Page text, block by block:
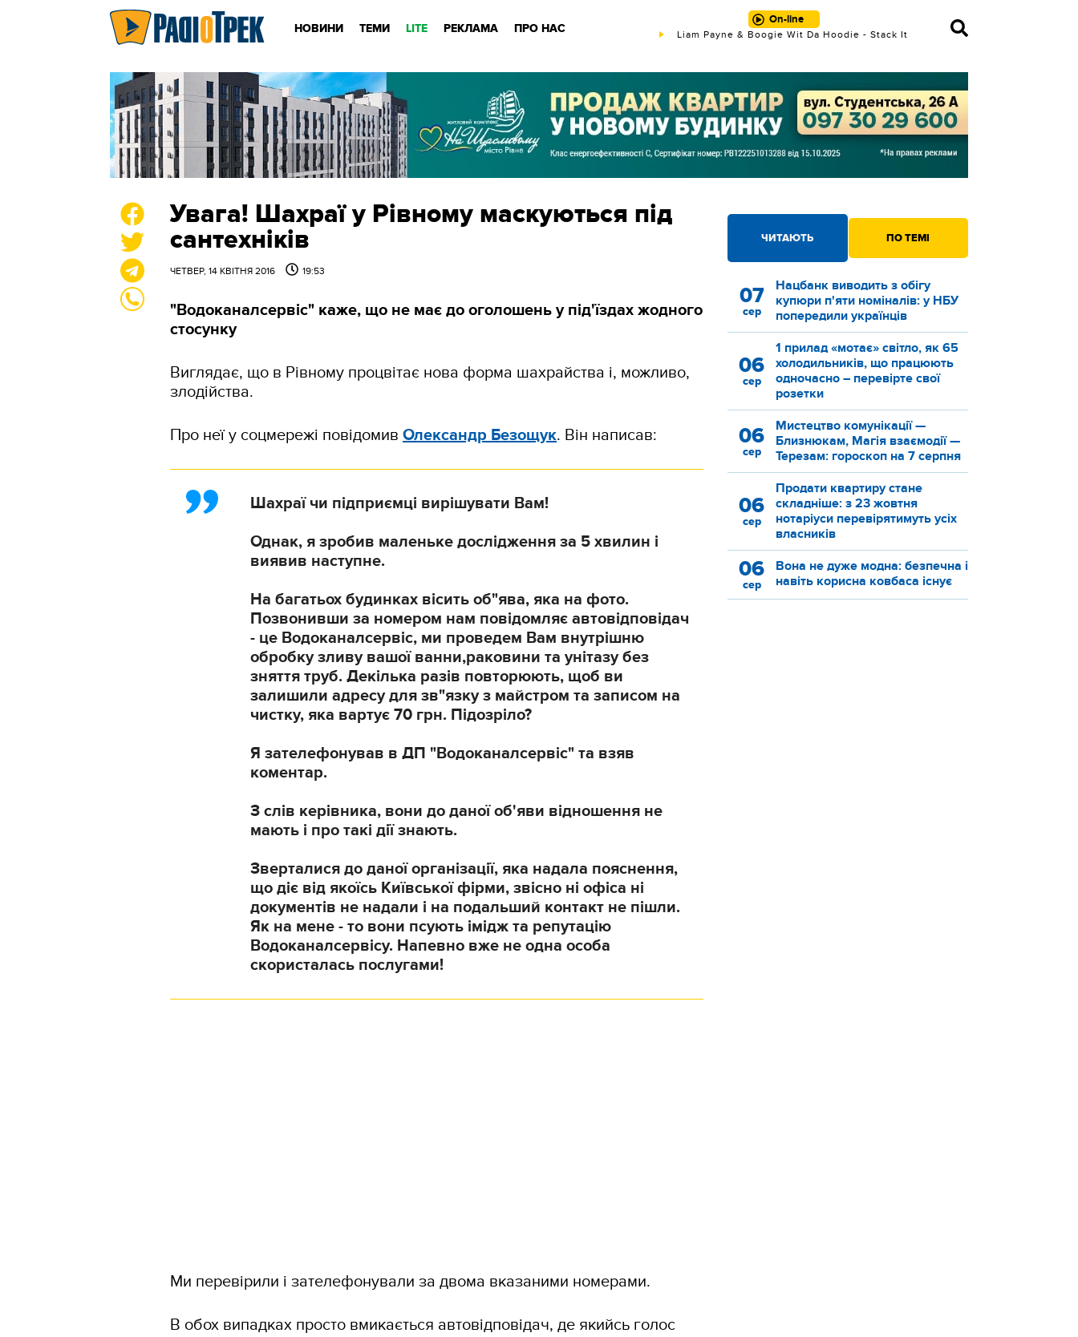
НОВИНИ ТЕМИ LITE РЕКЛАМА ПРО НАС
On-line
Liam Payne & Boogie Wit Da Hoodie - Stack It
Увага! Шахраї у Рівному маскуються під
сантехніків
ЧЕТВЕР, 14 КВІТНЯ 2016 19:53
"Водоканалсервіс" каже, що не має до оголошень у під'їздах жодного
стосунку
Виглядає, що в Рівному процвітає нова форма шахрайства і, можливо,
злодійства.
Про неї у соцмережі повідомив Олександр Безощук. Він написав:
Шахраї чи підприємці вирішувати Вам!
Однак, я зробив маленьке дослідження за 5 хвилин і
виявив наступне.
На багатьох будинках вісить об"ява, яка на фото.
Позвонивши за номером нам повідомляє автовідповідач
- це Водоканалсервіс, ми проведем Вам внутрішню
обробку зливу вашої ванни,раковини та унітазу без
зняття труб. Декілька разів повторюють, щоб ви
залишили адресу для зв"язку з майстром та записом на
чистку, яка вартує 70 грн. Підозріло?
Я зателефонував в ДП "Водоканалсервіс" та взяв
коментар.
З слів керівника, вони до даної об'яви відношення не
мають і про такі дії знають.
Зверталися до даної організації, яка надала пояснення,
що діє від якоїсь Київської фірми, звісно ні офіса ні
документів не надали і на подальший контакт не пішли.
Як на мене - то вони псують імідж та репутацію
Водоканалсервісу. Напевно вже не одна особа
скористалась послугами!
Ми перевірили і зателефонували за двома вказаними номерами.
В обох випадках просто вмикається автовідповідач, де якийсь голос
ЧИТАЮТЬ ПО ТЕМІ
07
сер
Нацбанк виводить з обігу
купюри п'яти номіналів: у НБУ
попередили українців
06
сер
1 прилад «мотає» світло, як 65
холодильників, що працюють
одночасно – перевірте свої
розетки
06
сер
Мистецтво комунікації —
Близнюкам, Магія взаємодії —
Терезам: гороскоп на 7 серпня
06
сер
Продати квартиру стане
складніше: з 23 жовтня
нотаріуси перевірятимуть усіх
власників
06
сер
Вона не дуже модна: безпечна і
навіть корисна ковбаса існує